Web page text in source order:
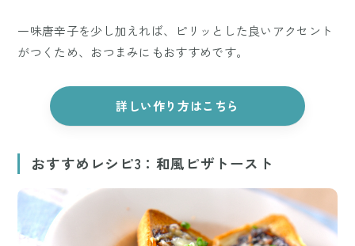
一味唐辛子を少し加えれば、ピリッとした良いアクセント
がつくため、おつまみにもおすすめです。
詳しい作り方はこちら
おすすめレシピ3：和風ピザトースト